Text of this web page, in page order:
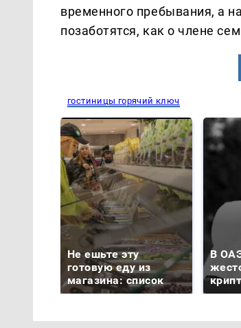
временного пребывания, а
позаботятся, как о члене
гостиницы горячий ключ
Не ешьте эту
готовую еду из
магазина: список
В